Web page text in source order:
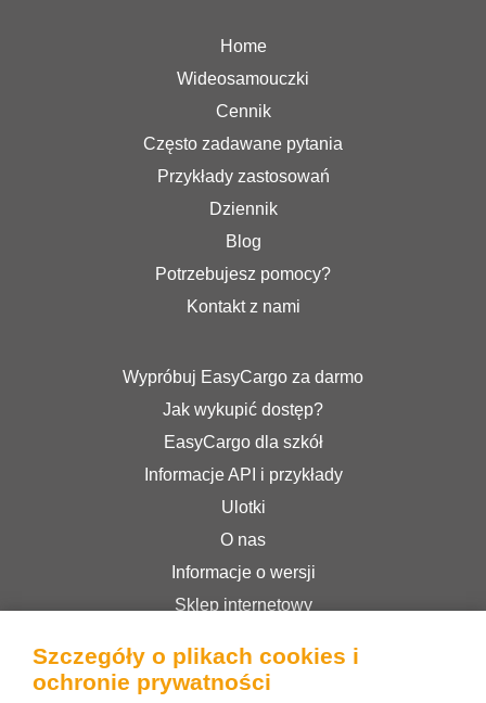
Home
Wideosamouczki
Cennik
Często zadawane pytania
Przykłady zastosowań
Dziennik
Blog
Potrzebujesz pomocy?
Kontakt z nami
Wypróbuj EasyCargo za darmo
Jak wykupić dostęp?
EasyCargo dla szkół
Informacje API i przykłady
Ulotki
O nas
Informacje o wersji
Sklep internetowy
Polityka prywatności
Szczegóły o plikach cookies i
ochronie prywatności